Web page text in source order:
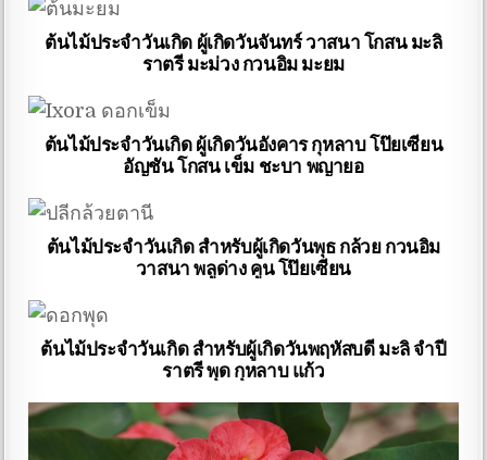
ต้นไม้ประจำวันเกิด ผู้เกิดวันจันทร์ วาสนา โกสน มะลิ
ราตรี มะม่วง กวนอิม มะยม
ต้นไม้ประจำวันเกิด ผู้เกิดวันอังคาร กุหลาบ โป๊ยเซียน
อัญชัน โกสน เข็ม ชะบา พญายอ
ต้นไม้ประจำวันเกิด สำหรับผู้เกิดวันพุธ กล้วย กวนอิม
วาสนา พลูด่าง คูน โป๊ยเซียน
ต้นไม้ประจำวันเกิด สำหรับผู้เกิดวันพฤหัสบดี มะลิ จำปี
ราตรี พุด กุหลาบ แก้ว